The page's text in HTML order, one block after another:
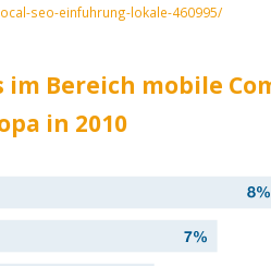
seo-einfuhrung-lokale-460995/
Bereich mobile
in 2010